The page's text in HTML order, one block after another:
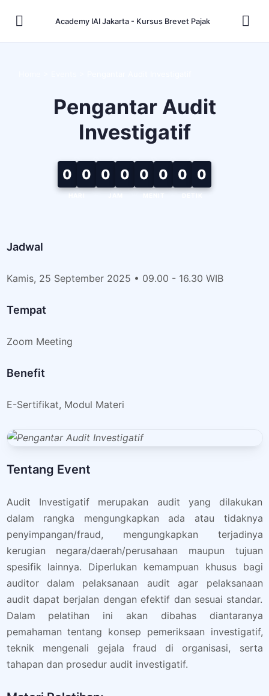
Academy IAI Jakarta - Kursus Brevet Pajak
Pengantar Audit
Investigatif
0 0
HARI
0 0
JAM
0 0
MENIT
0 0
DETIK
Jadwal
Kamis, 25 September 2025 • 09.00 - 16.30 WIB
Tempat
Zoom Meeting
Benefit
E-Sertifikat, Modul Materi
Tentang Event
Audit Investigatif merupakan audit yang dilakukan
dalam rangka mengungkapkan ada atau tidaknya
penyimpangan/fraud, mengungkapkan terjadinya
kerugian negara/daerah/perusahaan maupun tujuan
spesifik lainnya. Diperlukan kemampuan khusus bagi
auditor dalam pelaksanaan audit agar pelaksanaan
audit dapat berjalan dengan efektif dan sesuai standar.
Dalam pelatihan ini akan dibahas diantaranya
pemahaman tentang konsep pemeriksaan investigatif,
teknik mengenali gejala fraud di organisasi, serta
tahapan dan prosedur audit investigatif.